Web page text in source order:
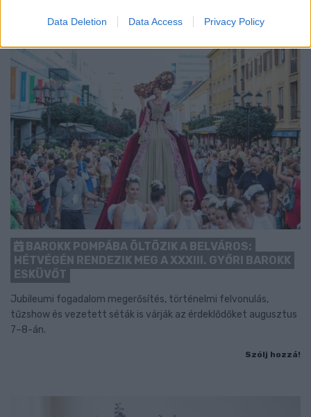
Data Deletion Data Access Privacy Policy
BAROKK POMPÁBA ÖLTÖZIK A BELVÁROS:
HÉTVÉGÉN RENDEZIK MEG A XXXIII. GYŐRI BAROKK
ESKÜVŐT
Jubileumi fogadalom megerősítés, történelmi felvonulás,
tűzshow és vezetett séták is várják az érdeklődőket augusztus
7–8-án.
Szólj hozzá!